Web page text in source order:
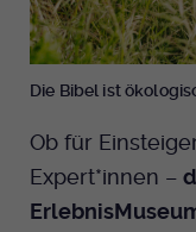
Die Bibel ist
Ob für
Expert*innen –